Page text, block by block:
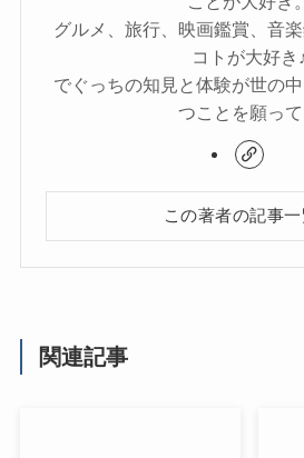
グルメ、旅行、映画鑑賞、音
コトが大好き
でぐっちの知見と体験が世の
つことを願って
この著者の記事
関連記事